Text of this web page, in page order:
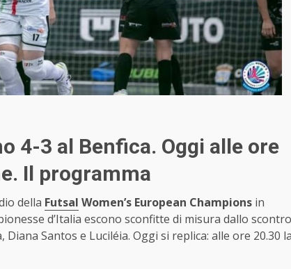
4-3 al Benfica. Oggi alle ore
Il programma
della Futsal Women’s European Champions in
d’Italia escono sconfitte di misura dallo scontro
Santos e Luciléia. Oggi si replica: alle ore 20.30